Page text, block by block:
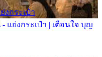
งกระเป๋า
แย่งกระเป๋า | เตือนใจ บุญ